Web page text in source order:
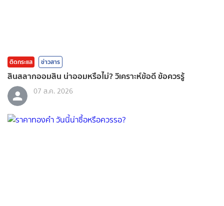
ติดกระแส ข่าวสาร
สินสลากออมสิน น่าออมหรือไม่? วิเคราะห์ข้อดี ข้อควรรู้
07 ส.ค. 2026